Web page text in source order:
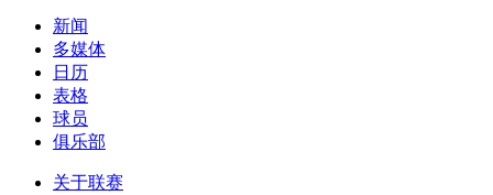
新闻
多媒体
日历
表格
球员
俱乐部
关于联赛